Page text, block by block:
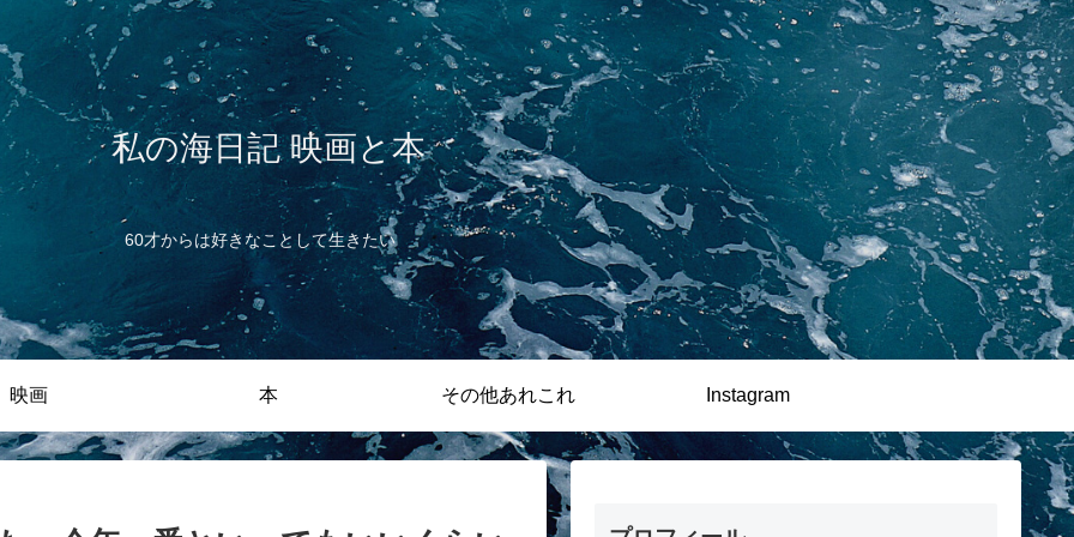
私の海日記 映画と本
60才からは好きなことして生きたい
映画 本 その他あれこれ Instagram